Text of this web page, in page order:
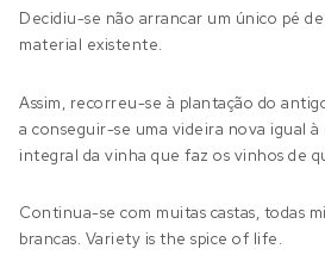
Decidiu-se não arrancar um único pé
material existente.
Assim, recorreu-se à plantação do
a conseguir-se uma videira nova igual
integral da vinha que faz os vinhos de
Continua-se com muitas castas, todas
brancas. Variety is the spice of life.